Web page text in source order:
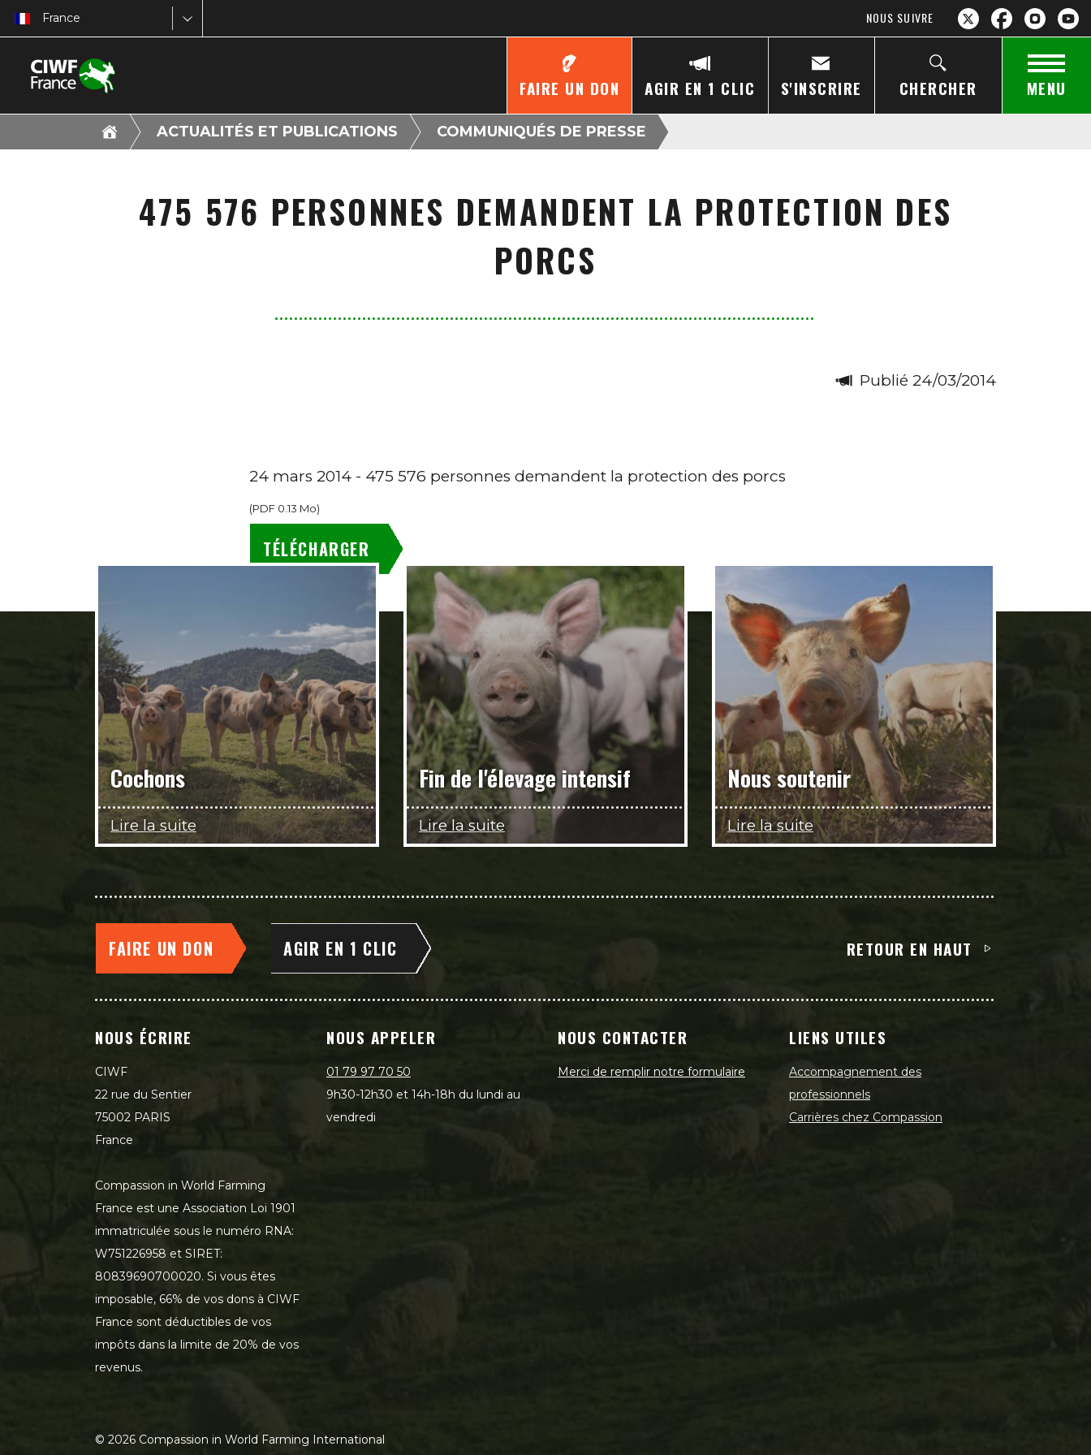
France NOUS SUIVRE
FAIRE UN DON AGIR EN 1 CLIC S'INSCRIRE CHERCHER MENU
ACTUALITÉS ET PUBLICATIONS COMMUNIQUÉS DE PRESSE
475 576 PERSONNES DEMANDENT LA PROTECTION DES
PORCS
Publié 24/03/2014
24 mars 2014 - 475 576 personnes demandent la protection des porcs
(PDF 0.13 Mo)
TÉLÉCHARGER
Cochons
Lire la suite
Fin de l'élevage intensif
Lire la suite
Nous soutenir
Lire la suite
FAIRE UN DON AGIR EN 1 CLIC RETOUR EN HAUT
NOUS ÉCRIRE
CIWF
22 rue du Sentier
75002 PARIS
France
Compassion in World Farming
France est une Association Loi 1901
immatriculée sous le numéro RNA:
W751226958 et SIRET:
80839690700020. Si vous êtes
imposable, 66% de vos dons à CIWF
France sont déductibles de vos
impôts dans la limite de 20% de vos
revenus.
NOUS APPELER
01 79 97 70 50
9h30-12h30 et 14h-18h du lundi au
vendredi
NOUS CONTACTER
Merci de remplir notre formulaire
LIENS UTILES
Accompagnement des
professionnels
Carrières chez Compassion
© 2026 Compassion in World Farming International